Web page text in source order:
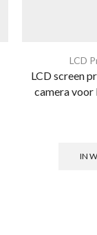
LCD
LCD screen
camera
IN